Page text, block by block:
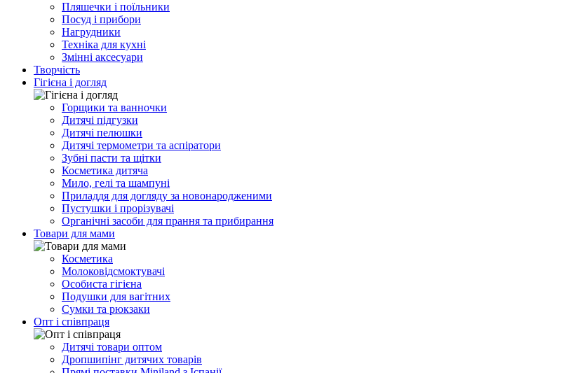
Пляшечки і поїльники
Посуд і прибори
Нагрудники
Техніка для кухні
Змінні аксесуари
Творчість
Гігієна і догляд
Горщики та ванночки
Дитячі підгузки
Дитячі пелюшки
Дитячі термометри та аспіратори
Зубні пасти та щітки
Косметика дитяча
Мило, гелі та шампуні
Приладдя для догляду за новонародженими
Пустушки і прорізувачі
Органічні засоби для прання та прибирання
Товари для мами
Косметика
Молоковідсмоктувачі
Особиста гігієна
Подушки для вагітних
Сумки та рюкзаки
Опт і співпраця
Дитячі товари оптом
Дропшипінг дитячих товарів